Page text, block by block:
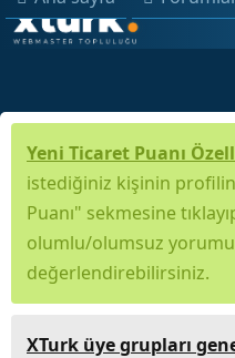
Yeni Ticaret Puanı
istediğiniz kişinin
Puanı" sekmesine
olumlu/olumsuz
değerlendirebilirsiniz.
XTurk üye grupları